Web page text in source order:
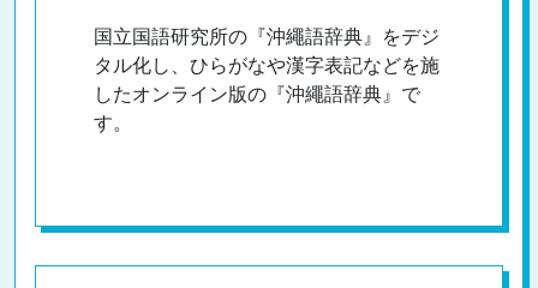
国立国語研究所の『沖繩語辞典』をデジ
タル化し、ひらがなや漢字表記などを施
したオンライン版の『沖繩語辞典』で
す。